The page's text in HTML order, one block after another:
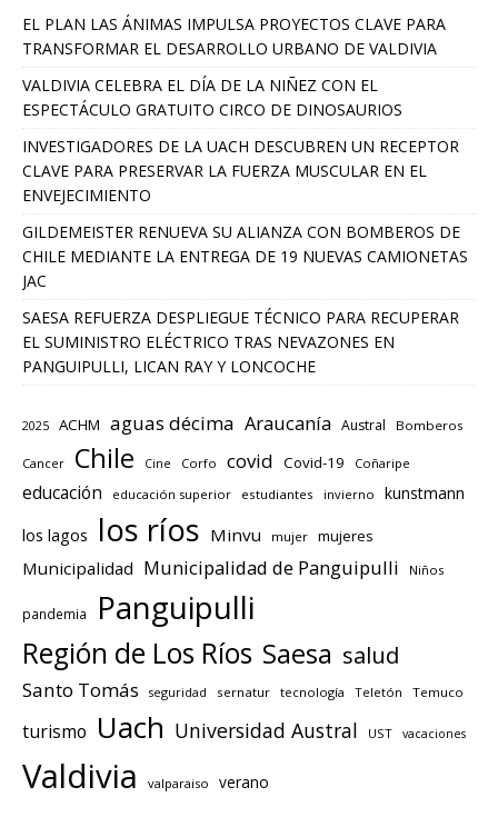
EL PLAN LAS ÁNIMAS IMPULSA PROYECTOS CLAVE PARA
TRANSFORMAR EL DESARROLLO URBANO DE VALDIVIA
VALDIVIA CELEBRA EL DÍA DE LA NIÑEZ CON EL
ESPECTÁCULO GRATUITO CIRCO DE DINOSAURIOS
INVESTIGADORES DE LA UACH DESCUBREN UN RECEPTOR
CLAVE PARA PRESERVAR LA FUERZA MUSCULAR EN EL
ENVEJECIMIENTO
GILDEMEISTER RENUEVA SU ALIANZA CON BOMBEROS DE
CHILE MEDIANTE LA ENTREGA DE 19 NUEVAS CAMIONETAS
JAC
SAESA REFUERZA DESPLIEGUE TÉCNICO PARA RECUPERAR
EL SUMINISTRO ELÉCTRICO TRAS NEVAZONES EN
PANGUIPULLI, LICAN RAY Y LONCOCHE
2025 ACHM aguas décima Araucanía Austral Bomberos
Cancer Chile Cine Corfo covid Covid-19 Coñaripe
educación educación superior estudiantes invierno kunstmann
los lagos los ríos Minvu mujer mujeres
Municipalidad Municipalidad de Panguipulli Niños
pandemia Panguipulli
Región de Los Ríos Saesa salud
Santo Tomás seguridad sernatur tecnología Teletón Temuco
turismo Uach Universidad Austral UST vacaciones
Valdivia valparaiso verano